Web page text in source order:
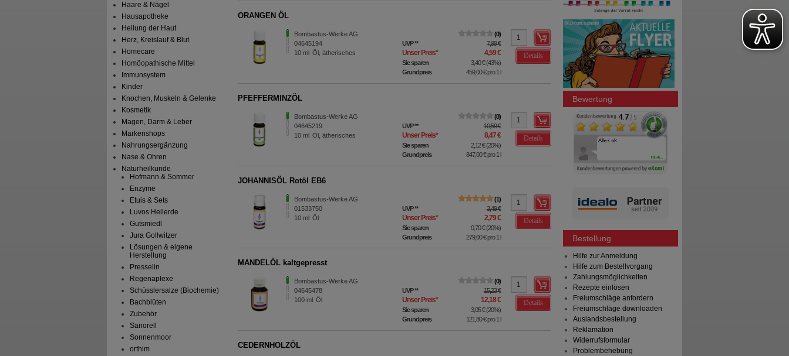
Haare & Nägel
Hausapotheke
Heilung der Haut
Herz, Kreislauf & Blut
Homecare
Homöopathische Mittel
Immunsystem
Kinder
Knochen, Muskeln & Gelenke
Kosmetik
Magen, Darm & Leber
Markenshops
Nahrungsergänzung
Nase & Ohren
Naturheilkunde
Hofmann & Sommer
Enzyme
Etuis & Sets
Luvos Heilerde
Gutsmiedl
Jura Gollwitzer
Lösungen & eigene
Herstellung
Presselin
Regenaplexe
Schüsslersalze (Biochemie)
Bachblüten
Zubehör
Sanorell
Sonnenmoor
orthim
ORANGEN ÖL
Bombastus-Werke AG
04645194
10 ml Öl, ätherisches
0
UVP** 7,99 €
Unser Preis* 4,59 €
Sie sparen 3,40 €(43%)
Grundpreis
459,00 €pro 1 l
Details
PFEFFERMINZÖL
Bombastus-Werke AG
04645219
10 ml Öl, ätherisches
0
UVP** 10,59 €
Unser Preis* 8,47 €
Sie sparen 2,12 €(20%)
Grundpreis
847,00 €pro 1 l
Details
JOHANNISÖL Rotöl EB6
Bombastus-Werke AG
01533750
10 ml Öl
1
UVP** 3,49 €
Unser Preis* 2,79 €
Sie sparen 0,70 €(20%)
Grundpreis
279,00 €pro 1 l
Details
MANDELÖL kaltgepresst
Bombastus-Werke AG
04645478
100 ml Öl
0
UVP** 15,23 €
Unser Preis* 12,18 €
Sie sparen 3,05 €(20%)
Grundpreis
121,80 €pro 1 l
Details
CEDERNHOLZÖL
Bewertung
Bestellung
Hilfe zur Anmeldung
Hilfe zum Bestellvorgang
Zahlungsmöglichkeiten
Rezepte einlösen
Freiumschläge anfordern
Freiumschläge downloaden
Auslandsbestellung
Reklamation
Widerrufsformular
Problembehebung